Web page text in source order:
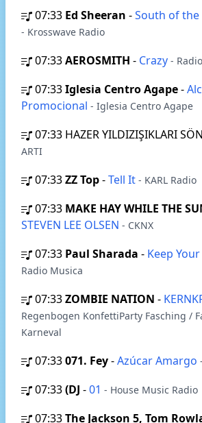
07:33 Ed Sheeran -South of
- Krosswave Radio
07:33AEROSMITH - Crazy -
07:33Iglesia Centro Agape-
Promocional - Iglesia Centro Agape
07:33 HAZER YILDIZIŞIKLARI
ARTI
07:33ZZ Top-Tell It - KARL Radio
07:33 MAKE HAY WHILE THE
STEVEN LEE OLSEN - CKNX
07:33 Paul Sharada - Keep
Radio Musica
07:33ZOMBIE NATION -
Regenbogen KonfettiParty Fasching /
Karneval
07:33071. Fey-Azúcar Amargo
07:33(DJ -01 - House Music Radio
07:33The Jackson 5, Tom